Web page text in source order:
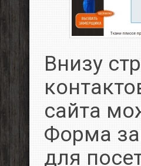
Внизу
сайта
Форма
для